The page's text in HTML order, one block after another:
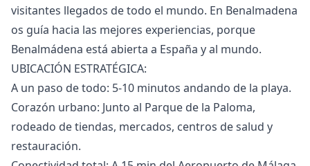
visitantes llegados de todo el mundo. En Benalmadena
os guía hacia las mejores experiencias, porque
Benalmádena está abierta a España y al mundo.
UBICACIÓN ESTRATÉGICA:
A un paso de todo: 5-10 minutos andando de la playa.
Corazón urbano: Junto al Parque de la Paloma,
rodeado de tiendas, mercados, centros de salud y
restauración.